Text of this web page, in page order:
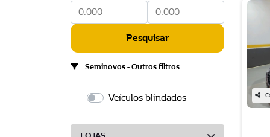
Pesquisar
Seminovos - Outros filtros
Veículos blindados